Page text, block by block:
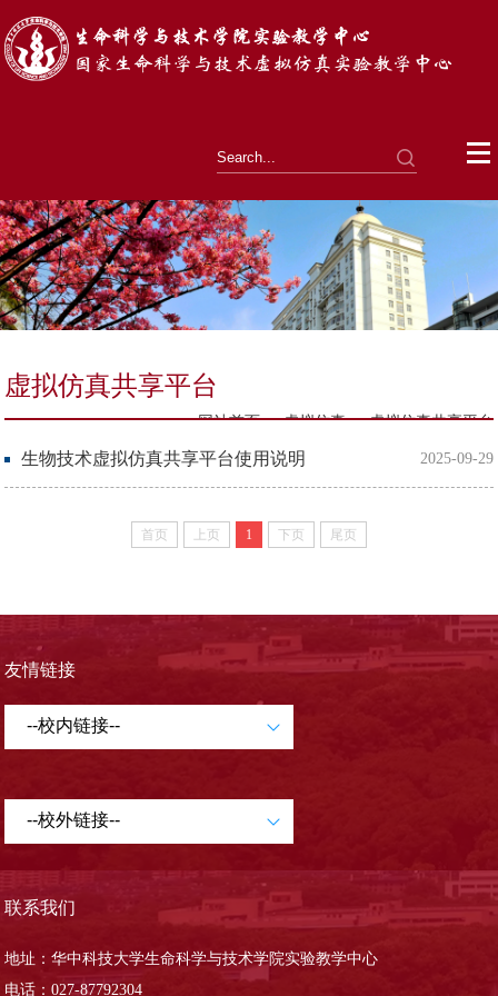
虚拟仿真共享平台
网站首页 - 虚拟仿真 - 虚拟仿真共享平台
生物技术虚拟仿真共享平台使用说明 2025-09-29
首页 上页 1 下页 尾页
友情链接
联系我们
地址：华中科技大学生命科学与技术学院实验教学中心
电话：027-87792304